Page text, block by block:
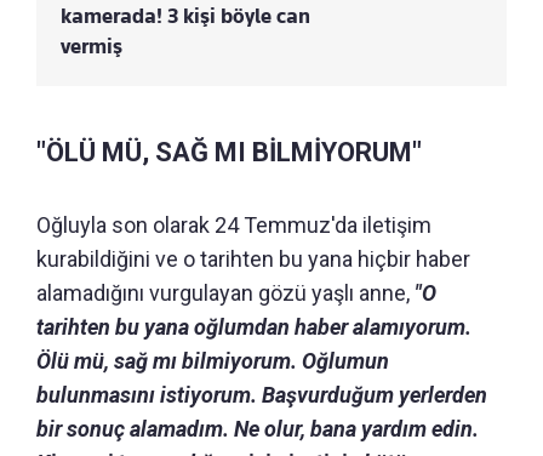
kamerada! 3 kişi böyle can
vermiş
"ÖLÜ MÜ, SAĞ MI BİLMİYORUM"
Oğluyla son olarak 24 Temmuz'da iletişim
kurabildiğini ve o tarihten bu yana hiçbir haber
alamadığını vurgulayan gözü yaşlı anne, "O
tarihten bu yana oğlumdan haber alamıyorum.
Ölü mü, sağ mı bilmiyorum. Oğlumun
bulunmasını istiyorum. Başvurduğum yerlerden
bir sonuç alamadım. Ne olur, bana yardım edin.